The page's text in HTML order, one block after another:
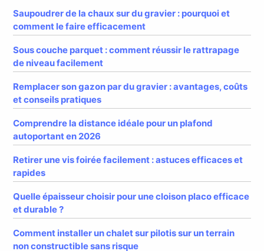
Saupoudrer de la chaux sur du gravier : pourquoi et
comment le faire efficacement
Sous couche parquet : comment réussir le rattrapage
de niveau facilement
Remplacer son gazon par du gravier : avantages, coûts
et conseils pratiques
Comprendre la distance idéale pour un plafond
autoportant en 2026
Retirer une vis foirée facilement : astuces efficaces et
rapides
Quelle épaisseur choisir pour une cloison placo efficace
et durable ?
Comment installer un chalet sur pilotis sur un terrain
non constructible sans risque